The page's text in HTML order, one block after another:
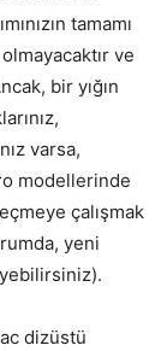
tamamı
ve
bir yığın
varsa,
modellerinde
çalışmak
yeni
dizüstü